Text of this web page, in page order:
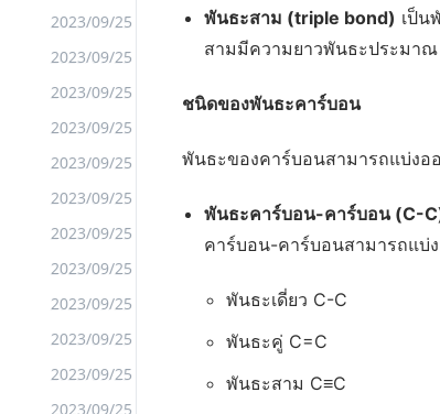
2023/09/25
2023/09/25
2023/09/25
2023/09/25
2023/09/25
2023/09/25
2023/09/25
2023/09/25
2023/09/25
2023/09/25
2023/09/25
2023/09/25
<
พันธะสาม (triple bond) เป็น
สามมีความยาวพันธะประมาณ
ชนิดของพันธะคาร์บอน
พันธะของคาร์บอนสามารถแบ่งอ
พันธะคาร์บอน-คาร์บอน (C-
คาร์บอน-คาร์บอนสามารถแบ่
พันธะเดี่ยว C-C
พันธะคู่ C=C
พันธะสาม C≡C